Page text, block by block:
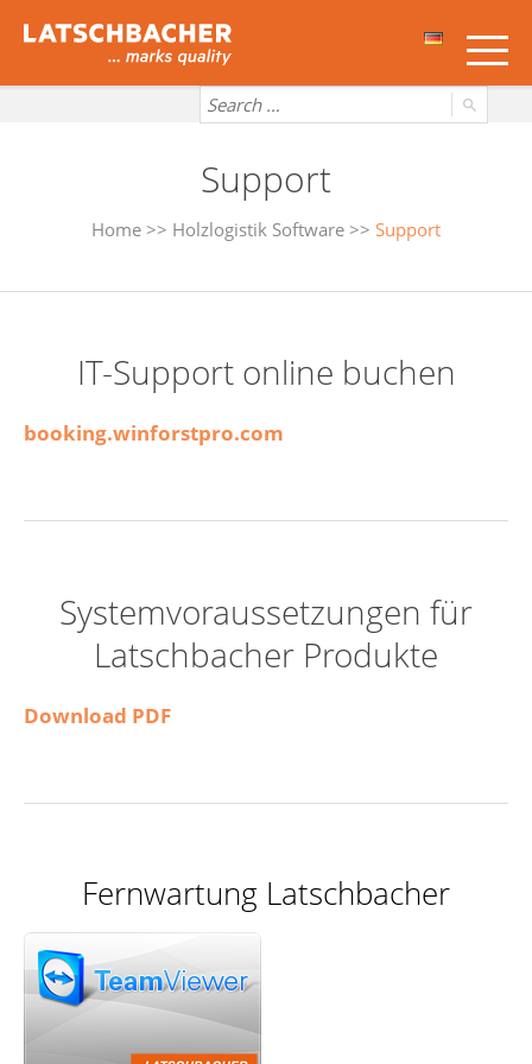
Support
Home >> Holzlogistik Software >> Support
IT-Support online buchen
booking.winforstpro.com
Systemvoraussetzungen für
Latschbacher Produkte
Download PDF
Fernwartung Latschbacher